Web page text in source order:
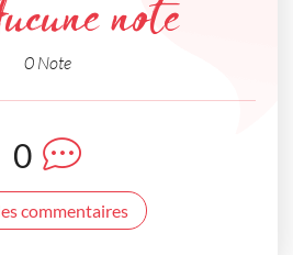
note
0 Note
0
commentaires